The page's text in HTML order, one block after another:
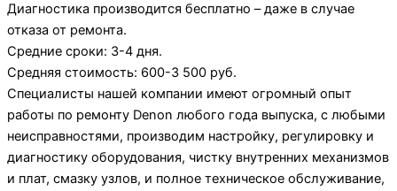
Диагностика производится бесплатно – даже в случае
отказа от ремонта.
Средние сроки: 3-4 дня.
Средняя стоимость: 600-3 500 руб.
Специалисты нашей компании имеют огромный опыт
работы по ремонту Denon любого года выпуска, с любыми
неисправностями, производим настройку, регулировку и
диагностику оборудования, чистку внутренних механизмов
и плат, смазку узлов, и полное техническое обслуживание,